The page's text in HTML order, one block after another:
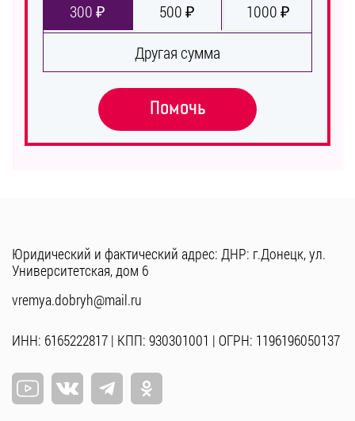
300 ₽ 500 ₽
1000 ₽
Другая сумма
Помочь
Юридический и фактический адрес: ДНР: г.Донецк, ул.
Университетская, дом 6
vremya.dobryh@mail.ru
ИНН: 6165222817 | КПП: 930301001 | ОГРН: 1196196050137